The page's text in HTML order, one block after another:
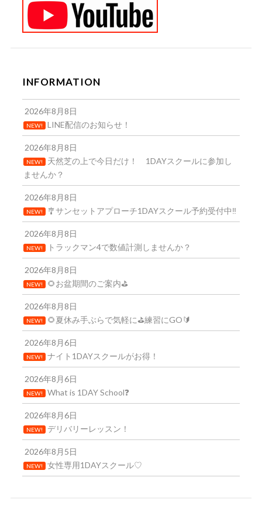
INFORMATION
2026年8月8日
NEW! LINE配信のお知らせ！
2026年8月8日
NEW! 天然芝の上で今日だけ！ 1DAYスクールに参加し
ませんか？
2026年8月8日
NEW! 🎐サンセットアプローチ1DAYスクール予約受付中‼️
2026年8月8日
NEW! トラックマン4で数値計測しませんか？
2026年8月8日
NEW! 🌻お盆期間のご案内⛳
2026年8月8日
NEW! 🌻夏休み手ぶらで気軽に⛳練習にGO🔰
2026年8月6日
NEW! ナイト1DAYスクールがお得！
2026年8月6日
NEW! What is 1DAY School❓
2026年8月6日
NEW! デリバリーレッスン！
2026年8月5日
NEW! 女性専用1DAYスクール♡